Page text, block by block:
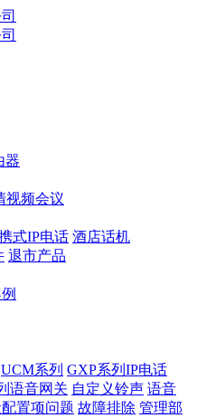
器
视频会议
式IP电话 酒店话机
退市产品
UCM系列 GXP系列IP电话
语音网关 自定义铃声 语音
置项问题 故障排除 管理部